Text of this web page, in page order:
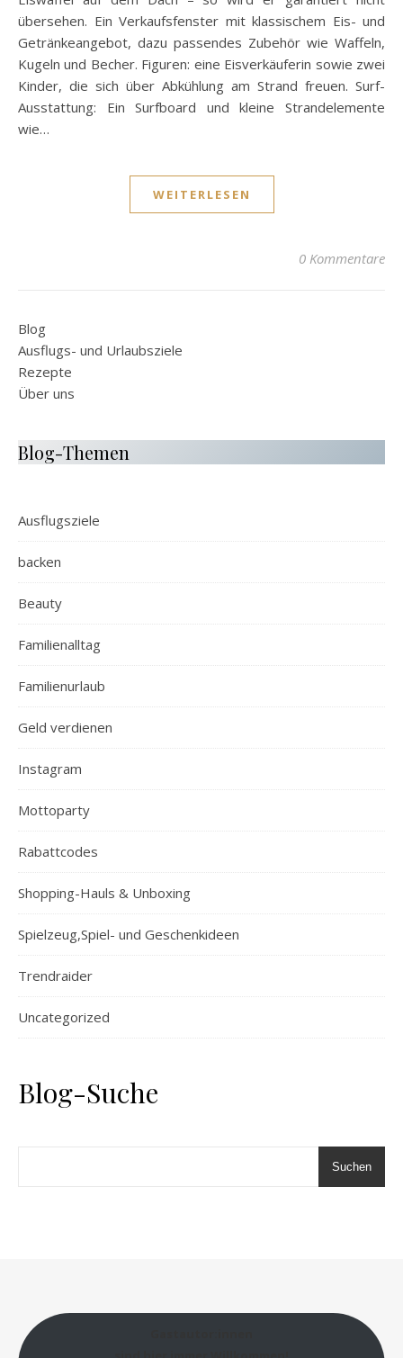
übersehen. Ein Verkaufsfenster mit klassischem Eis- und
Getränkeangebot, dazu passendes Zubehör wie Waffeln,
Kugeln und Becher. Figuren: eine Eisverkäuferin sowie zwei
Kinder, die sich über Abkühlung am Strand freuen. Surf-
Ausstattung: Ein Surfboard und kleine Strandelemente
wie…
WEITERLESEN
0 Kommentare
Blog
Ausflugs- und Urlaubsziele
Rezepte
Über uns
Blog-Themen
Ausflugsziele
backen
Beauty
Familienalltag
Familienurlaub
Geld verdienen
Instagram
Mottoparty
Rabattcodes
Shopping-Hauls & Unboxing
Spielzeug,Spiel- und Geschenkideen
Trendraider
Uncategorized
Blog-Suche
Suchen